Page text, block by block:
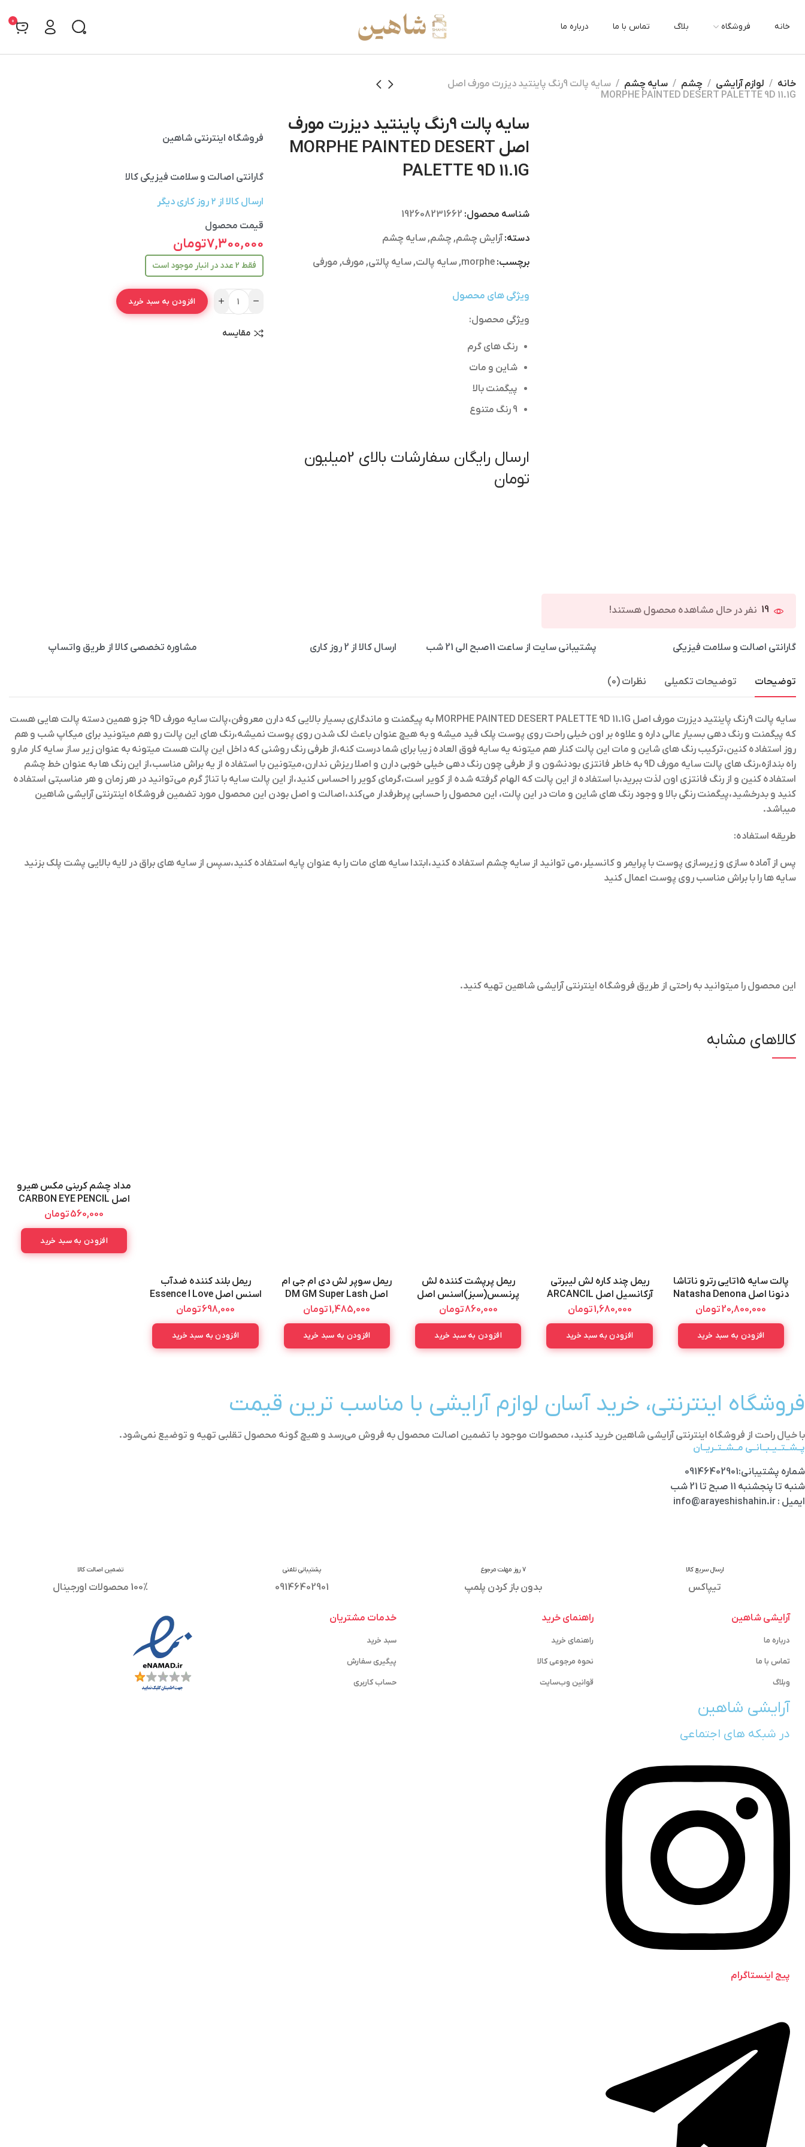
خانه فروشگاه بلاگ تماس با ما درباره ما
0
خانه لوازم آرایشی چشم سایه چشم
سایه پالت 9رنگ پاینتید دیزرت مورف اصل
MORPHE PAINTED DESERT PALETTE 9D 11.1G
19 نفر در حال مشاهده محصول هستند!
سایه پالت 9رنگ پاینتید دیزرت مورف
اصل MORPHE PAINTED DESERT
PALETTE 9D 11.1G
شناسه محصول: 192608231662
دسته:آرایش چشم, چشم,سایه چشم
برچسب: morphe
,سایه پالت,سایه پالتی, مورف, مورفی
ویژگی های محصول
ویژگی محصول:
رنگ های گرم
شاین و مات
پیگمنت بالا
9 رنگ متنوع
ارسال رایگان سفارشات بالای 2میلیون
تومان
فروشگاه اینترنتی شاهین
گارانتی اصالت و سلامت فیزیکی کالا
ارسال کالا از ۲ روز کاری دیگر
قیمت محصول
7,300,000تومان
فقط 2 عدد در انبار موجود است
افزودن به سبد خرید
مقایسه
گارانتی اصالت و سلامت فیزیکی پشتیبانی سایت از ساعت 11صبح الی 21 شب ارسال کالا از 2 روز کاری مشاوره تخصصی کالا از طریق واتساپ
توضیحات توضیحات تکمیلی نظرات (0)
سایه پالت 9رنگ پاینتید دیزرت مورف اصل MORPHE PAINTED DESERT PALETTE 9D 11.1G
به پیگمنت و ماندگاری بسیار بالایی که دارن معروفن،پالت سایه مورف 9D جزو همین دسته پالت هایی هست
که پیگمنت و رنگ دهی بسیار عالی داره و علاوه بر اون خیلی راحت روی پوست پلک فید میشه و به هیچ عنوان باعث لک شدن روی پوست نمیشه،رنگ های این پالت رو هم میتونید برای میکاپ شب و هم
روز استفاده کنین،ترکیب رنگ های شاین و مات این پالت کنار هم میتونه یه سایه فوق العاده زیبا برای شما درست کنه،از طرفی رنگ روشنی که داخل این پالت هست میتونه به عنوان زیر ساز سایه کار مارو
راه بندازه،رنگ های پالت سایه مورف 9D به خاطر فانتزی بودنشون و از طرفی چون رنگ دهی خیلی خوبی دارن و اصلا ریزش ندارن،میتونین با استفاده از یه براش مناسب،از این رنگ ها به عنوان خط چشم
استفاده کنین و از رنگ فانتزی اون لذت ببرید،با استفاده از این پالت که الهام گرفته شده از کویر است،گرمای کویر را احساس کنید،از این پالت سایه با تناژ گرم می‌توانید در هر زمان و هر مناسبتی استفاده
کنید و بدرخشید،پیگمنت رنگی بالا و وجود رنگ های شاین و مات در این پالت، این محصول را حسابی پرطرفدار می‌کند،اصالت و اصل بودن این محصول مورد تضمین فروشگاه اینترنتی آرایشی شاهین
میباشد.
طریقه استفاده:
پس از آماده سازی و زیرسازی پوست با پرایمر و کانسیلر،می توانید از سایه چشم استفاده کنید،ابتدا سایه های مات را به عنوان پایه استفاده کنید،سپس از سایه های براق در لایه بالایی پشت پلک بزنید
سایه ها را با براش مناسب روی پوست اعمال کنید
این محصول را میتوانید به راحتی از طریق فروشگاه اینترنتی آرایشی شاهین تهیه کنید.
کالاهای مشابه
پالت سایه 15تایی رترو ناتاشا
دنونا اصل Natasha Denona
Retro Palette 19.25G
20,800,000تومان
افزودن به سبد خرید
ریمل چند کاره لش لیبرتی
آرکانسیل اصل ARCANCIL
LASH LIBERTY MASCARA
10ML
1,680,000تومان
افزودن به سبد خرید
ریمل پرپشت کننده لش
پرنسس(سبز)اسنس اصل
Essence Lash Princess
False Lash Mascara 12ML
860,000تومان
افزودن به سبد خرید
ریمل سوپر لش دی ام جی ام
اصل DM GM Super Lash
Mascara 12ML
1,485,000تومان
افزودن به سبد خرید
ریمل بلند کننده ضدآب
اسنس اصل Essence I Love
Extreme Volume WP
Mascara 12ML
698,000تومان
افزودن به سبد خرید
مداد چشم کربنی مکس هیرو
اصل CARBON EYE PENCIL
MAXHERO
560,000تومان
افزودن به سبد خرید
فروشگاه اینترنتی، خرید آسان لوازم آرایشی با مناسب ترین قیمت
با خیال راحت از فروشگاه اینترنتی آرایشی شاهین خرید کنید، محصولات موجود با تضمین اصالت محصول به فروش می‌رسد و هیچ گونه محصول تقلبی تهیه و توضیع نمی‌شود.
پــشــتــیــبــانــی مــشــتــریــان
شماره پشتیبانی:09146402901
شنبه تا پنجشنبه 11 صبح تا 21 شب
ایمیل : info@arayeshishahin.ir
ارسال سریع کالا
تیپاکس
7 روز مهلت مرجوع
بدون باز کردن پلمپ
پشتیبانی تلفنی
09146402901
تضمین اصالت کالا
100% محصولات اورجینال
آرایشی شاهین
درباره ما
تماس با ما
وبلاگ
آرایشی شاهین
در شبکه های اجتماعی
پیج اینستاگرام
راهنمای خرید
راهنمای خرید
نحوه مرجوعی کالا
قوانین وب‌سایت
خدمات مشتریان
سبد خرید
پیگیری سفارش
حساب کاربری